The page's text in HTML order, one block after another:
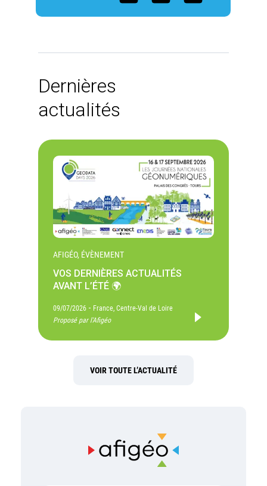
Dernières
actualités
AFIGÉO, ÉVÈNEMENT
VOS DERNIÈRES ACTUALITÉS
AVANT L’ÉTÉ 🌍
09/07/2026 - France, Centre-Val de Loire
Proposé par l'Afigéo
VOIR TOUTE L’ACTUALITÉ